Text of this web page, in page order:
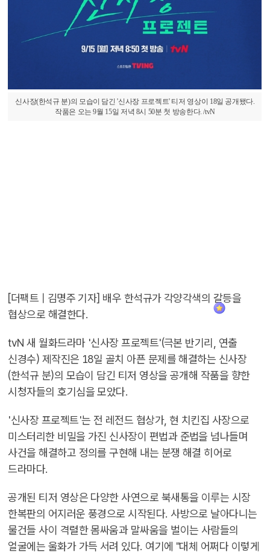
신사장(한석규 분)의 모습이 담긴 '신사장 프로젝트' 티저 영상이 18일 공개됐다.
작품은 오는 9월 15일 저녁 8시 50분 첫 방송한다. /tvN
[더팩트 | 김명주 기자] 배우 한석규가 각양각색의 갈등을
협상으로 해결한다.
tvN 새 월화드라마 '신사장 프로젝트'(극본 반기리, 연출
신경수) 제작진은 18일 골치 아픈 문제를 해결하는 신사장
(한석규 분)의 모습이 담긴 티저 영상을 공개해 작품을 향한
시청자들의 호기심을 모았다.
'신사장 프로젝트'는 전 레전드 협상가, 현 치킨집 사장으로
미스터리한 비밀을 가진 신사장이 편법과 준법을 넘나들며
사건을 해결하고 정의를 구현해 내는 분쟁 해결 히어로
드라마다.
공개된 티저 영상은 다양한 사연으로 북새통을 이루는 시장
한복판의 어지러운 풍경으로 시작된다. 사방으로 날아다니는
물건들 사이 격렬한 몸싸움과 말싸움을 벌이는 사람들의
얼굴에는 울화가 가득 서려 있다. 여기에 "대체 어쩌다 이렇게